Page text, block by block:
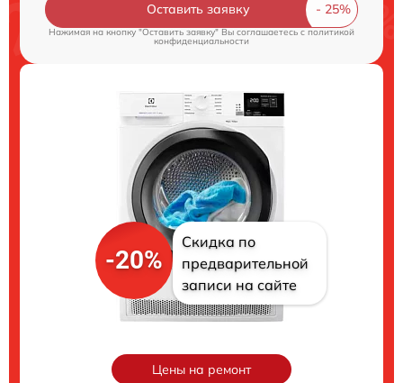
Оставить заявку
Нажимая на кнопку "Оставить заявку" Вы соглашаетесь c политикой
конфиденциальности
-20%
Скидка по
предварительной
записи на сайте
Цены на ремонт